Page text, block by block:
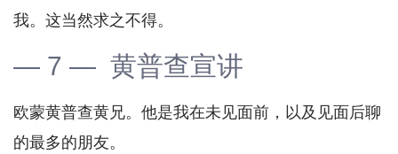
我。这当然求之不得。
— 7 — 黄普查宣讲
欧蒙黄普查黄兄。他是我在未见面前，以及见面后聊
的最多的朋友。